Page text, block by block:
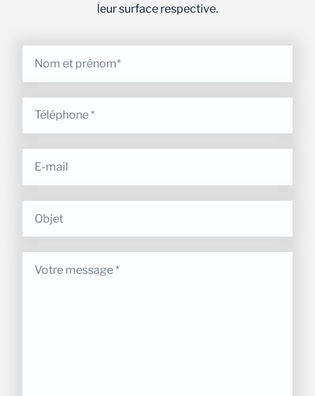
leur surface respective.